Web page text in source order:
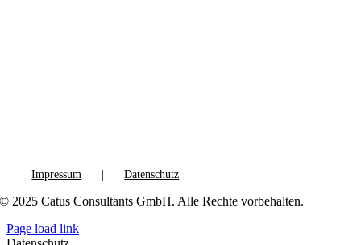
Impressum Datenschutz
© 2025 Catus Consultants GmbH. Alle Rechte vorbehalten.
Page load link